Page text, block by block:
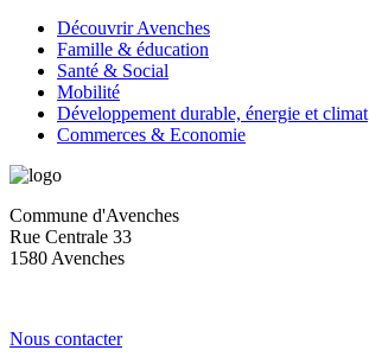
Découvrir Avenches
Famille & éducation
Santé & Social
Mobilité
Développement durable, énergie et climat
Commerces & Economie
Commune d'Avenches
Rue Centrale 33
1580 Avenches
Nous contacter